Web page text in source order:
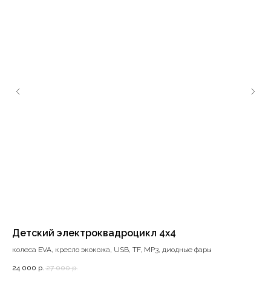
Детский электроквадроцикл 4x4
колеса EVA, кресло экокожа, USB, TF, MP3, диодные фары
24 000 р. 27 000 р.